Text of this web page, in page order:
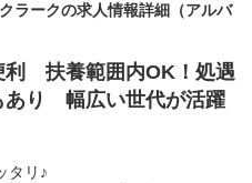
ラークの求人情報詳細（アルバ
扶養範囲内OK！処遇
あり 幅広い世代が活躍
タリ♪